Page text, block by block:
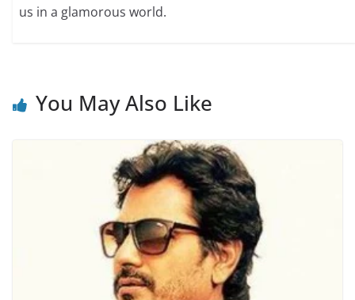
us in a glamorous world.
You May Also Like